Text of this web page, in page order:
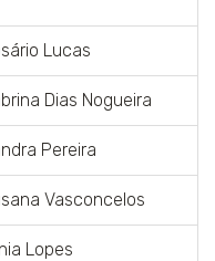
Lucas
Dias Nogueira
Pereira
Vasconcelos
Lopes